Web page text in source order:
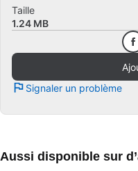
Taille
1.24 MB
Signaler un problème
Aussi disponible sur